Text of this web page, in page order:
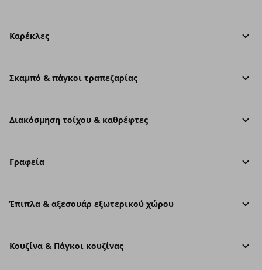
Καρέκλες
Σκαμπό & πάγκοι τραπεζαρίας
Διακόσμηση τοίχου & καθρέφτες
Γραφεία
Έπιπλα & αξεσουάρ εξωτερικού χώρου
Κουζίνα & Πάγκοι κουζίνας